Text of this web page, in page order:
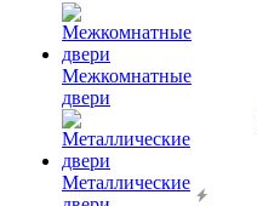
Межкомнатные
двери
Металлические